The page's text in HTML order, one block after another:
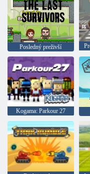
Posledný preživší
Kogama: Parkour 27